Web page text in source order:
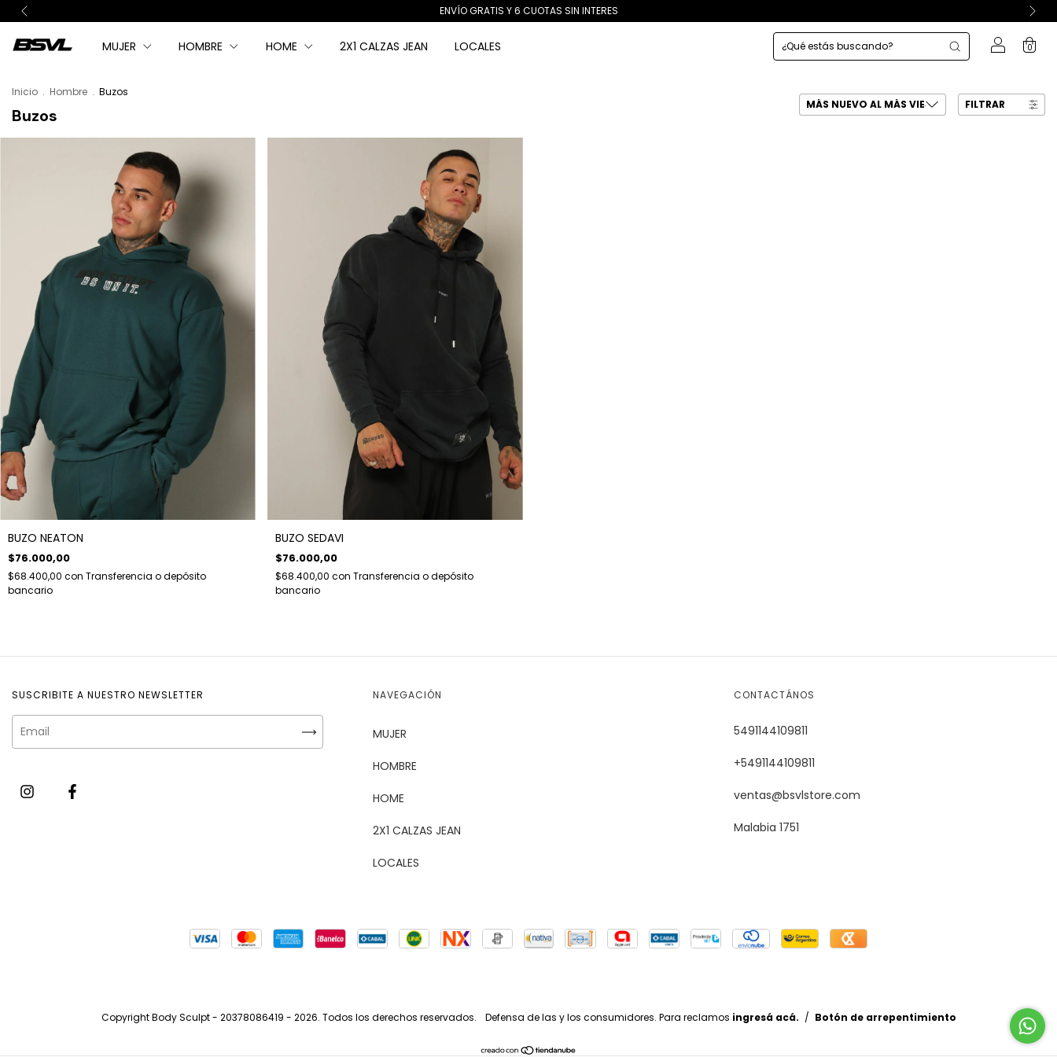
ENVÍO GRATIS Y 6 CUOTAS SIN INTERES
MUJER HOMBRE HOME 2X1 CALZAS JEAN LOCALES 0
Inicio . Hombre . Buzos
Buzos
FILTRAR
BUZO NEATON
$76.000,00
$68.400,00 con Transferencia o depósito
bancario
BUZO SEDAVI
$76.000,00
$68.400,00 con Transferencia o depósito
bancario
SUSCRIBITE A NUESTRO NEWSLETTER NAVEGACIÓN
MUJER
HOMBRE
HOME
2X1 CALZAS JEAN
LOCALES
CONTACTÁNOS
5491144109811
+5491144109811
ventas@bsvlstore.com
Malabia 1751
Copyright Body Sculpt - 20378086419 - 2026. Todos los derechos reservados. Defensa de las y los consumidores. Para reclamos ingresá acá. / Botón de arrepentimiento